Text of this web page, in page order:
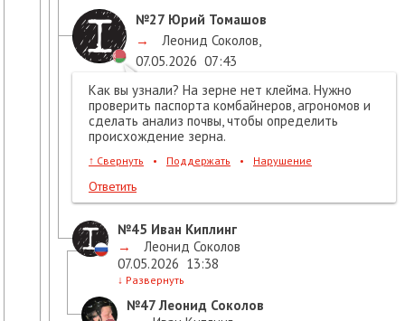
№27 Юрий Томашов
→
Леонид Соколов,
07.05.2026 07:43
Как вы узнали? На зерне нет клейма. Нужно
проверить паспорта комбайнеров, агрономов и
сделать анализ почвы, чтобы определить
происхождение зерна.
↑ Свернуть • Поддержать • Нарушение
Ответить
№45 Иван Киплинг
→
Леонид Соколов
07.05.2026 13:38
↓ Развернуть
№47Леонид Соколов